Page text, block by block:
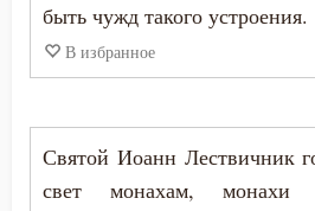
быть чужд такого устроения.
В избранное
Святой Иоанн Лествичник
свет монахам,